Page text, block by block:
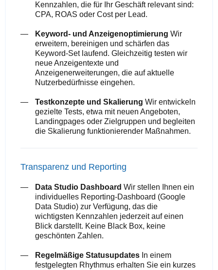
Kennzahlen, die für Ihr Geschäft relevant sind:
CPA, ROAS oder Cost per Lead.
Keyword- und Anzeigenoptimierung Wir
erweitern, bereinigen und schärfen das
Keyword-Set laufend. Gleichzeitig testen wir
neue Anzeigentexte und
Anzeigenerweiterungen, die auf aktuelle
Nutzerbedürfnisse eingehen.
Testkonzepte und Skalierung Wir entwickeln
gezielte Tests, etwa mit neuen Angeboten,
Landingpages oder Zielgruppen und begleiten
die Skalierung funktionierender Maßnahmen.
Transparenz und Reporting
Data Studio Dashboard Wir stellen Ihnen ein
individuelles Reporting-Dashboard (Google
Data Studio) zur Verfügung, das die
wichtigsten Kennzahlen jederzeit auf einen
Blick darstellt. Keine Black Box, keine
geschönten Zahlen.
Regelmäßige Statusupdates In einem
festgelegten Rhythmus erhalten Sie ein kurzes